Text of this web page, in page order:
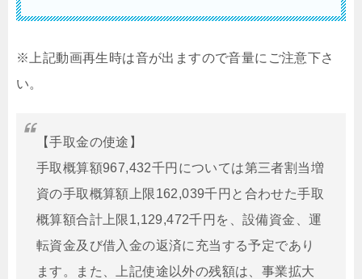
※上記動画再生時は音が出ますので音量にご注意下さ
い。
【手取金の使途】
手取概算額967,432千円については第三者割当増
資の手取概算額上限162,039千円と合わせた手取
概算額合計上限1,129,472千円を、設備資金、運
転資金及び借入金の返済に充当する予定であり
ます。また、上記使途以外の残額は、事業拡大